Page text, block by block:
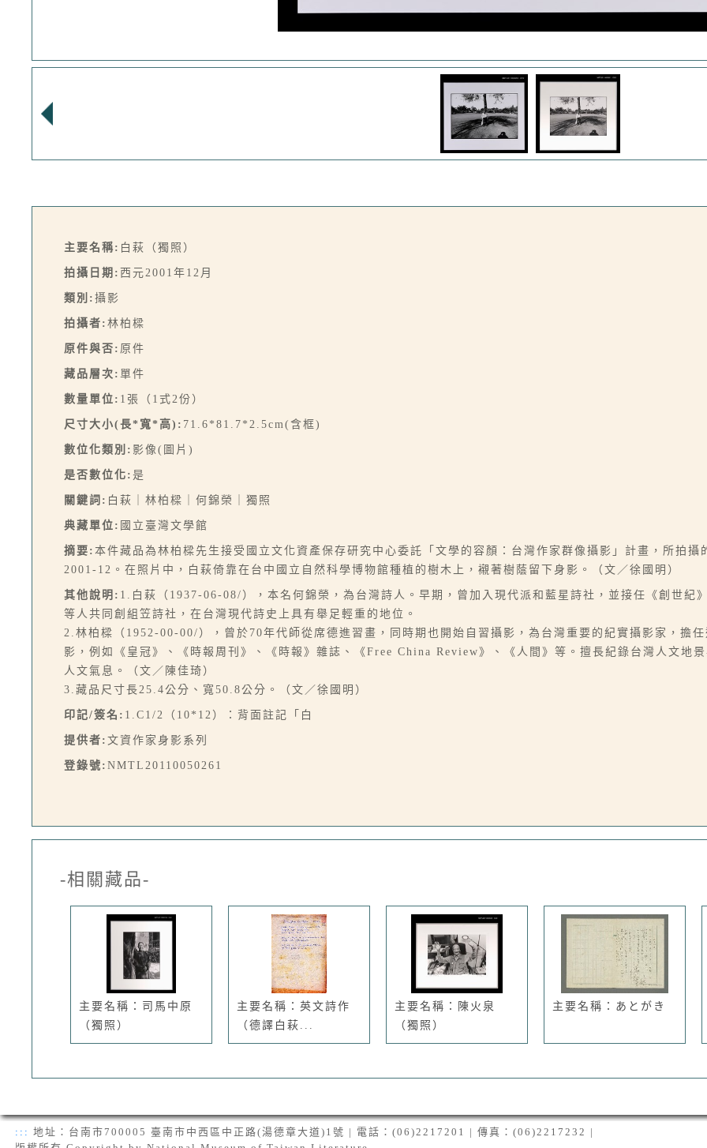
主要名稱: 白萩（獨照）
拍攝日期: 西元2001年12月
類別: 攝影
拍攝者: 林柏樑
原件與否: 原件
藏品層次: 單件
數量單位: 1張（1式2份）
尺寸大小(長*寬*高): 71.6*81.7*2.5cm(含框)
數位化類別: 影像(圖片)
是否數位化: 是
關鍵詞: 白萩｜林柏樑｜何錦榮｜獨照
典藏單位: 國立臺灣文學館
摘要: 本件藏品為林柏樑先生接受國立文化資產保存研究中心委託「文學的容顏：台灣作家群像攝影」計畫，所拍攝
2001-12。在照片中，白萩倚靠在台中國立自然科學博物館種植的樹木上，襯著樹蔭留下身影。（文／徐國明）
其他說明: 1.白萩（1937-06-08/），本名何錦榮，為台灣詩人。早期，曾加入現代派和藍星詩社，並接任《創世紀
等人共同創組笠詩社，在台灣現代詩史上具有舉足輕重的地位。
2.林柏樑（1952-00-00/），曾於70年代師從席德進習畫，同時期也開始自習攝影，為台灣重要的紀實攝影家，擔
影，例如《皇冠》、《時報周刊》、《時報》雜誌、《Free China Review》、《人間》等。擅長紀錄台灣人文地
人文氣息。（文／陳佳琦）
3.藏品尺寸長25.4公分、寬50.8公分。（文／徐國明）
印記/簽名: 1.C1/2（10*12）：背面註記「白
提供者: 文資作家身影系列
登錄號: NMTL20110050261
-相關藏品-
主要名稱：司馬中原
（獨照）
主要名稱：英文詩作
（德譯白萩...
主要名稱：陳火泉
（獨照）
主要名稱：あとがき
::: 地址：台南市700005 臺南市中西區中正路(湯德章大道)1號 | 電話：(06)2217201 | 傳真：(06)2217232 |